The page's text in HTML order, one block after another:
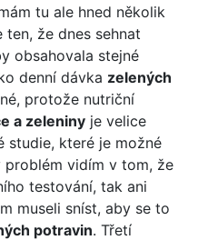
tu ale hned několik
ten, že dnes sehnat
obsahovala stejné
denní dávka zelených
protože nutriční
a zeleniny je velice
studie, které je možné
problém vidím v tom, že
testování, tak ani
museli sníst, aby se to
potravin. Třetí